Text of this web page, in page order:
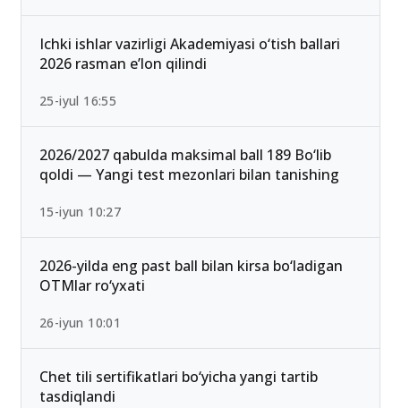
Ichki ishlar vazirligi Akademiyasi o‘tish ballari
2026 rasman e’lon qilindi
25-iyul 16:55
2026/2027 qabulda maksimal ball 189 Bo‘lib
qoldi — Yangi test mezonlari bilan tanishing
15-iyun 10:27
2026-yilda eng past ball bilan kirsa bo‘ladigan
OTMlar ro‘yxati
26-iyun 10:01
Chet tili sertifikatlari bo‘yicha yangi tartib
tasdiqlandi